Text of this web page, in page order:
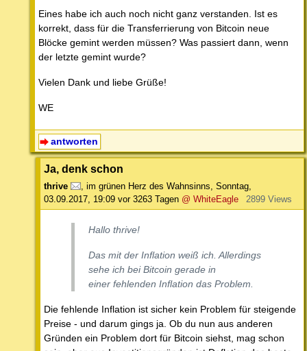
Eines habe ich auch noch nicht ganz verstanden. Ist es
korrekt, dass für die Transferrierung von Bitcoin neue
Blöcke gemint werden müssen? Was passiert dann, wenn
der letzte gemint wurde?
Vielen Dank und liebe Grüße!
WE
antworten
Ja, denk schon
thrive , im grünen Herz des Wahnsinns, Sonntag,
03.09.2017, 19:09 vor 3263 Tagen @ WhiteEagle 2899 Views
Hallo thrive!
Das mit der Inflation weiß ich. Allerdings
sehe ich bei Bitcoin gerade in
einer fehlenden Inflation das Problem.
Die fehlende Inflation ist sicher kein Problem für steigende
Preise - und darum gings ja. Ob du nun aus anderen
Gründen ein Problem dort für Bitcoin siehst, mag schon